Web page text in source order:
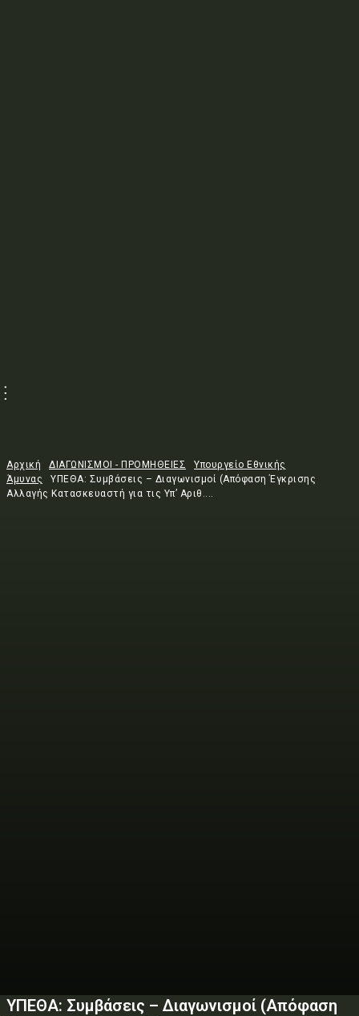
Αρχική ΔΙΑΓΩΝΙΣΜΟΙ - ΠΡΟΜΗΘΕΙΕΣ
Υπουργείο Εθνικής
Άμυνας
ΥΠΕΘΑ: Συμβάσεις – Διαγωνισμοί (Απόφαση Έγκρισης
Αλλαγής Κατασκευαστή για τις Υπ’ Αριθ....
ΥΠΕΘΑ: Συμβάσεις – Διαγωνισμοί (Απόφαση